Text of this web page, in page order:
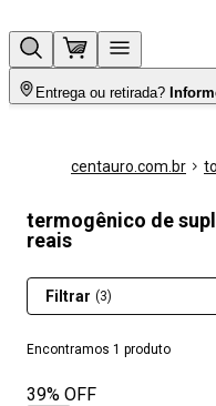
Entrega ou retirada?
centauro.com.br
termogênico de
reais
Encontramos 1 produto
Filtrar (3)
39% OFF